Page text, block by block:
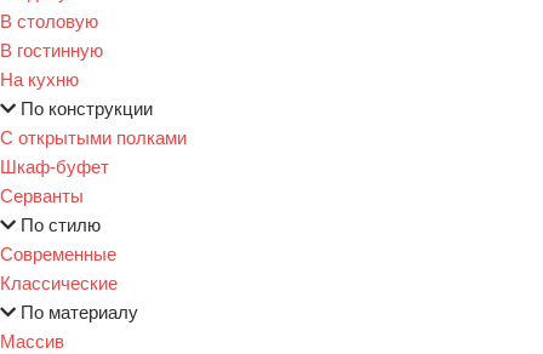
В столовую
В гостинную
На кухню
По конструкции
С открытыми полками
Шкаф-буфет
Серванты
По стилю
Современные
Классические
По материалу
Массив